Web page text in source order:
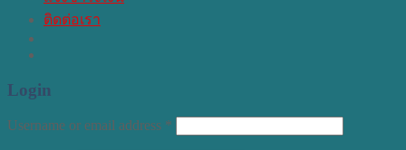
ติดต่อเรา
Login
Username or email address *